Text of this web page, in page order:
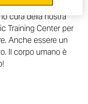
in bicicletta
cura della nostra
Training Center per
Anche essere un
Il corpo umano è